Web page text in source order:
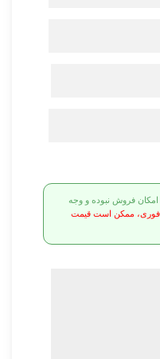
فروش نبوده و وجه
فوری، ممکن است قیمت